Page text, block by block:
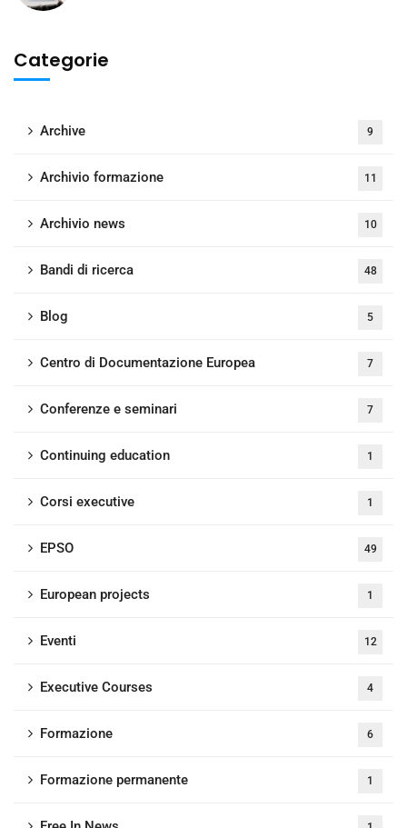
Categorie
Archive 9
Archivio formazione 11
Archivio news 10
Bandi di ricerca 48
Blog 5
Centro di Documentazione Europea 7
Conferenze e seminari 7
Continuing education 1
Corsi executive 1
EPSO 49
European projects 1
Eventi 12
Executive Courses 4
Formazione 6
Formazione permanente 1